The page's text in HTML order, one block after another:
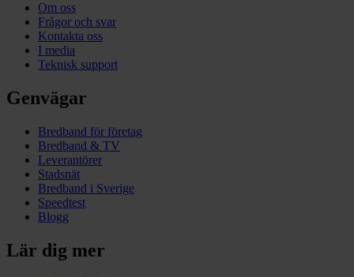
Om oss
Frågor och svar
Kontakta oss
I media
Teknisk support
Genvägar
Bredband för företag
Bredband & TV
Leverantörer
Stadsnät
Bredband i Sverige
Speedtest
Blogg
Lär dig mer